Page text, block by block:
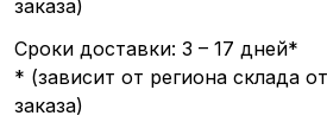
заказа)
Сроки доставки: 3 – 17 дней*
* (зависит от региона склада
заказа)